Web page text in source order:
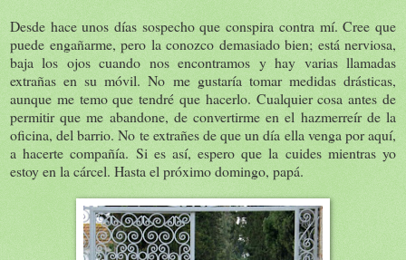
Desde hace unos días sospecho que conspira contra mí. Cree que
puede engañarme, pero la conozco demasiado bien; está nerviosa,
baja los ojos cuando nos encontramos y hay varias llamadas
extrañas en su móvil. No me gustaría tomar medidas drásticas,
aunque me temo que tendré que hacerlo. Cualquier cosa antes de
permitir que me abandone, de convertirme en el hazmerreír de la
oficina, del barrio. No te extrañes de que un día ella venga por aquí,
a hacerte compañía. Si es así, espero que la cuides mientras yo
estoy en la cárcel. Hasta el próximo domingo, papá.